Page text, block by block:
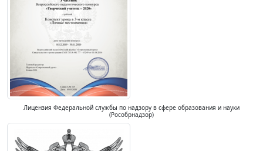
Лицензия Федеральной службы по надзору в сфере образования и науки
(Рособрнадзор)